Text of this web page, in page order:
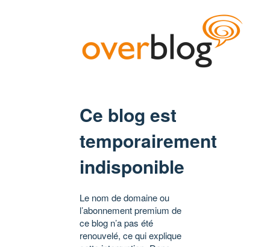
Ce blog est
temporairement
indisponible
Le nom de domaine ou
l’abonnement premium de
ce blog n’a pas été
renouvelé, ce qui explique